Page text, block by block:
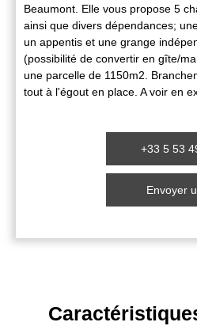
Beaumont. Elle vous propose 5
ainsi que divers dépendances;
un appentis et une grange
(possibilité de convertir en gîte/
une parcelle de 1150m2.
tout à l'égout en place. A voir en
+33 5 53
Envoyer